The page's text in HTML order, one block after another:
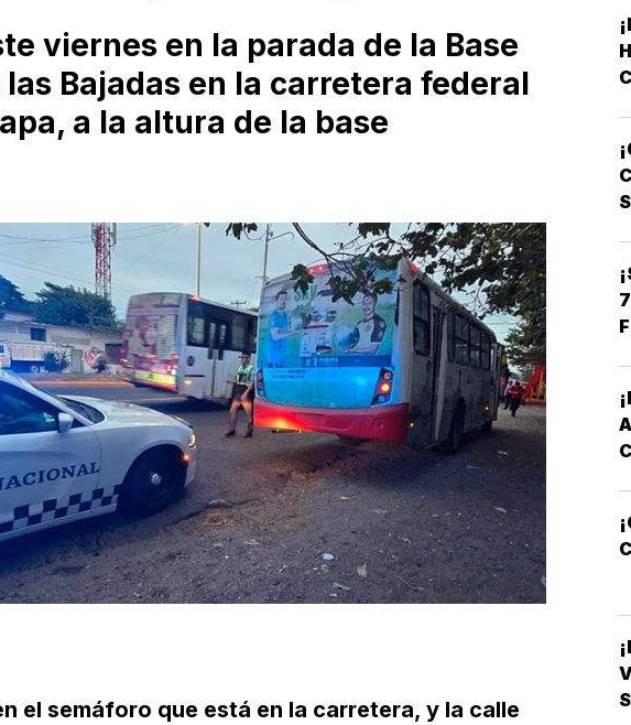
viernes en la parada de la Base
Bajadas en la carretera federal
a la altura de la base
el semáforo que está en la carretera, y la calle